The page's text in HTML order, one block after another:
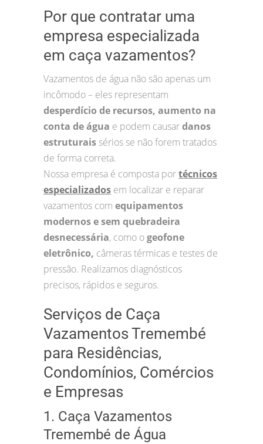
Por que contratar uma
empresa especializada
em caça vazamentos?
Vazamentos de água não são apenas um
incômodo – eles representam
desperdício de recursos, aumento na
conta de água e podem causardanos
estruturais sérios se não forem tratados
de forma correta.
Nossa empresa é composta portécnicos
especializados em localizar e reparar
vazamentos com equipamentos
modernos e sem quebradeira
desnecessária, como ogeofone
eletrônico, câmeras térmicas e testes de
pressão. Realizamos diagnósticos
precisos, rápidos e seguros.
Serviços de Caça
Vazamentos Tremembé
para Residências,
Condomínios, Comércios
e Empresas
1. Caça Vazamentos
Tremembé de Água